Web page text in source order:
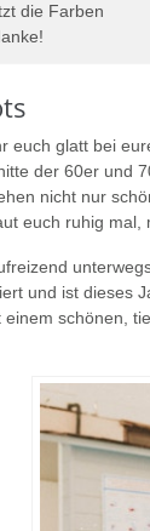
die Farben
euch glatt bei
der 60er und
nicht nur
euch ruhig mal,
und ist dieses
einem schönen,